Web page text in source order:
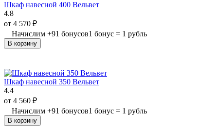
Шкаф навесной 400 Вельвет
4.8
от 4 570 ₽
Начислим +91 бонусов1 бонус = 1 рубль
В корзину
Шкаф навесной 350 Вельвет
4.4
от 4 560 ₽
Начислим +91 бонусов1 бонус = 1 рубль
В корзину